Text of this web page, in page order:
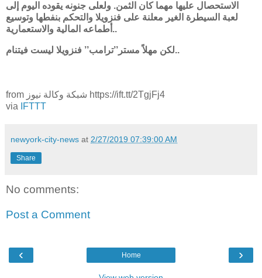
الاستحصال عليها مهما كان الثمن. ولعلى جنونه يقوده اليوم إلى
لعبة السيطرة الغير معلنة على فنزويلا والتحكم بنفطها وتوسيع
أطماعه المالية والاستعمارية..
لكن مهلاً مستر’’ترامب’’ فنزويلا ليست فيتنام..
from شبكة وكالة نيوز https://ift.tt/2TgjFj4
via
IFTTT
newyork-city-news at 2/27/2019 07:39:00 AM
Share
No comments:
Post a Comment
‹ ›
Home